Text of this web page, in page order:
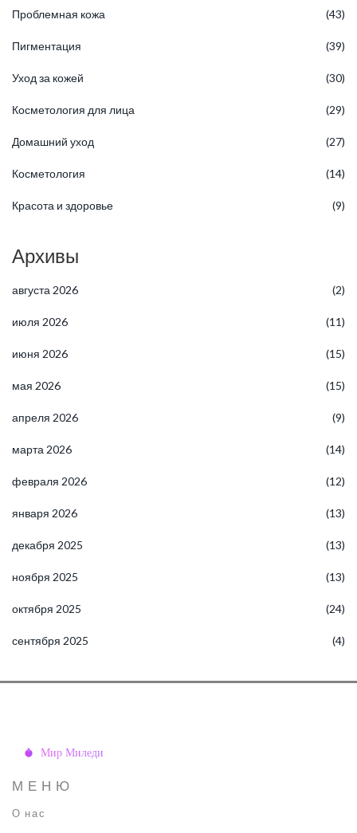
Проблемная кожа (43)
Пигментация (39)
Уход за кожей (30)
Косметология для лица (29)
Домашний уход (27)
Косметология (14)
Красота и здоровье (9)
Архивы
августа 2026 (2)
июля 2026 (11)
июня 2026 (15)
мая 2026 (15)
апреля 2026 (9)
марта 2026 (14)
февраля 2026 (12)
января 2026 (13)
декабря 2025 (13)
ноября 2025 (13)
октября 2025 (24)
сентября 2025 (4)
МЕНЮ
О нас